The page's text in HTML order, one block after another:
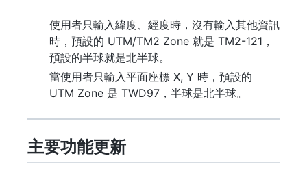
使用者只輸入緯度、經度時，沒有輸入其他資訊
時，預設的 UTM/TM2 Zone 就是 TM2-121，
預設的半球就是北半球。
當使用者只輸入平面座標 X, Y 時，預設的
UTM Zone 是 TWD97，半球是北半球。
主要功能更新